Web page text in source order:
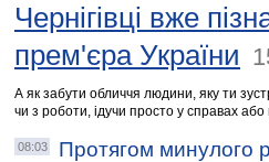
Чернігівці вже
прем'єра України
А як забути обличчя людини, яку ти
чи з роботи, ідучи просто у справах
08:03
Протягом минулого